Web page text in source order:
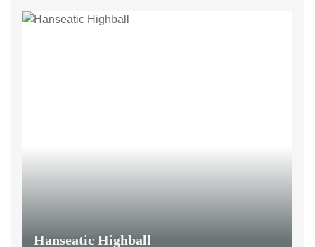
Hanseatic Highball